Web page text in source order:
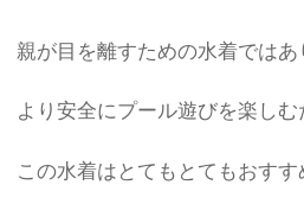
親が目を離すための水着ではあ
より安全にプール遊びを楽しむ
この水着はとてもとてもおすす